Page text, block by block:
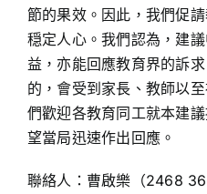
節的果效。因此，我們促
穏定人心。我們認為，建
益，亦能回應教育界的訴
的，會受到家長、教師以
們歡迎各教育同工就本建
望當局迅速作出回應。
聯絡人：曹啟樂（2468